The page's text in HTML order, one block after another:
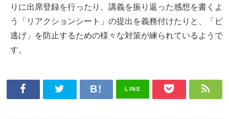
りに出席登録を行ったり、講義を振り返った感想を書くよ
う「リアクションシート」の提出を義務付けたりと、「ピ
逃げ」を防止するための様々な対策が練られているようで
す。
LINE